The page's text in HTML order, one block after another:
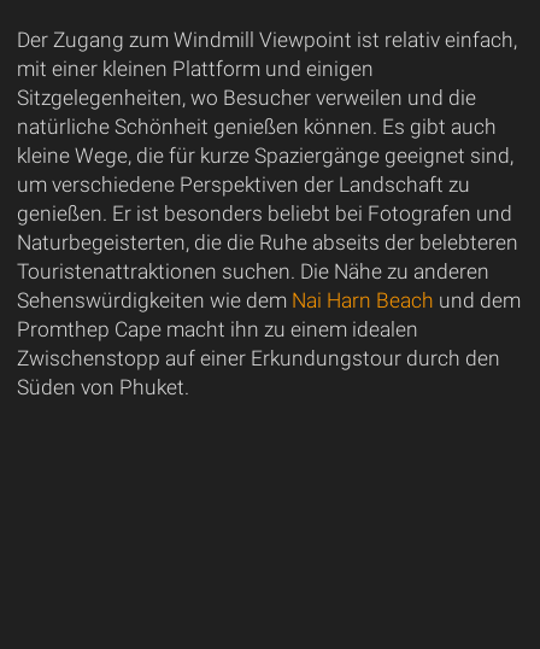
Der Zugang zum Windmill Viewpoint ist relativ einfach,
mit einer kleinen Plattform und einigen
Sitzgelegenheiten, wo Besucher verweilen und die
natürliche Schönheit genießen können. Es gibt auch
kleine Wege, die für kurze Spaziergänge geeignet sind,
um verschiedene Perspektiven der Landschaft zu
genießen. Er ist besonders beliebt bei Fotografen und
Naturbegeisterten, die die Ruhe abseits der belebteren
Touristenattraktionen suchen. Die Nähe zu anderen
Sehenswürdigkeiten wie dem Nai Harn Beach und dem
Promthep Cape macht ihn zu einem idealen
Zwischenstopp auf einer Erkundungstour durch den
Süden von Phuket.